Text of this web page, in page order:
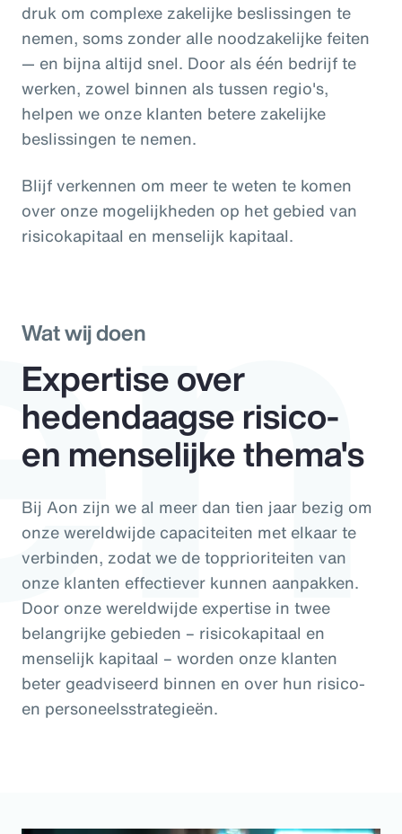
druk om complexe zakelijke beslissingen te
nemen, soms zonder alle noodzakelijke feiten
— en bijna altijd snel. Door als één bedrijf te
werken, zowel binnen als tussen regio's,
helpen we onze klanten betere zakelijke
beslissingen te nemen.
Blijf verkennen om meer te weten te komen
over onze mogelijkheden op het gebied van
risicokapitaal en menselijk kapitaal.
Wat wij doen
Expertise over
hedendaagse risico-
en menselijke thema's
Bij Aon zijn we al meer dan tien jaar bezig om
onze wereldwijde capaciteiten met elkaar te
verbinden, zodat we de topprioriteiten van
onze klanten effectiever kunnen aanpakken.
Door onze wereldwijde expertise in twee
belangrijke gebieden – risicokapitaal en
menselijk kapitaal – worden onze klanten
beter geadviseerd binnen en over hun risico-
en personeelsstrategieën.